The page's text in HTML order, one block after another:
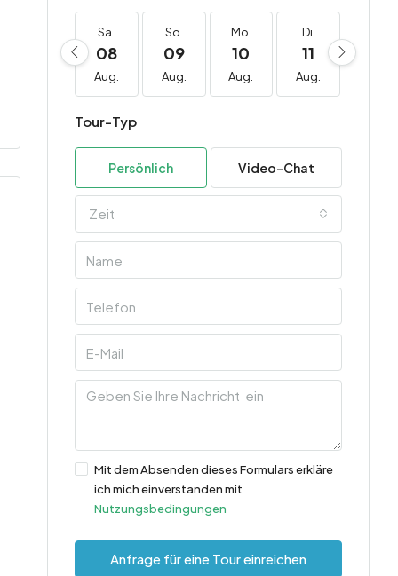
Sa.
08
Aug.
So.
09
Aug.
Mo.
10
Aug.
Di.
11
Aug.
Tour-Typ
Persönlich Video-Chat
Zeit
Mit dem Absenden dieses Formulars erkläre
ich mich einverstanden mit
Nutzungsbedingungen
Anfrage für eine Tour einreichen